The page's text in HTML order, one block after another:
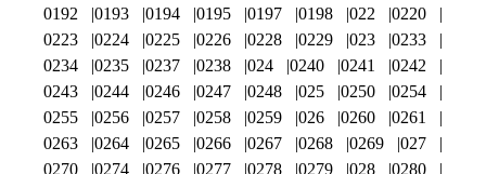
0192
0193 0194 0195 0197 0198 022
0220
0223
0224 0225 0226 0228 0229 023
0233
0234
0235 0237 0238 024 0240 0241
0242
0243
0244 0246 0247 0248 025 0250
0254
0255
0256 0257 0258 0259 026 0260
0261
0263
0264 0265 0266 0267 0268 0269
027
0270
0274 0276 0277 0278 0279 028 0280